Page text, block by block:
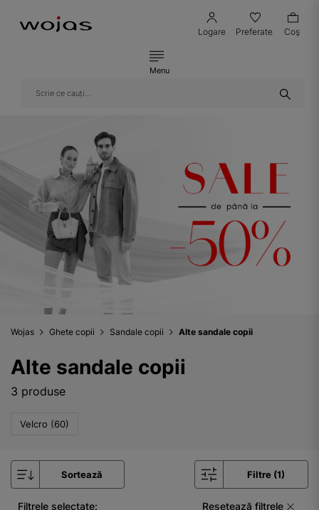
Logare Preferate Coş
Menu
Wojas Ghete copii Sandale copii Alte sandale copii
Alte sandale copii
3 produse
Velcro (60)
Sortează Filtre (1)
Filtrele selectate: Resetează filtrele